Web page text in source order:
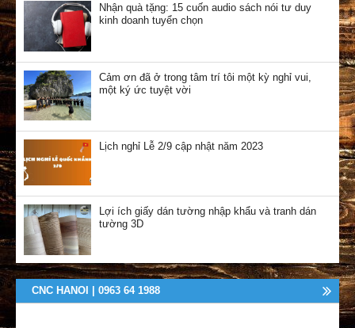
Nhận quà tặng: 15 cuốn audio sách nói tư duy
kinh doanh tuyển chọn
Cảm ơn đã ở trong tâm trí tôi một kỳ nghỉ vui,
một ký ức tuyệt vời
Lịch nghỉ Lễ 2/9 cập nhật năm 2023
Lợi ích giấy dán tường nhập khẩu và tranh dán
tường 3D
CNC HANOI | 0963 64 1988